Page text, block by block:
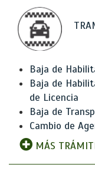
Baja de
Baja de
de Licencia
Baja de
Cambio de
MÁS